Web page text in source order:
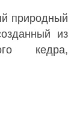
природный
из
кедра,